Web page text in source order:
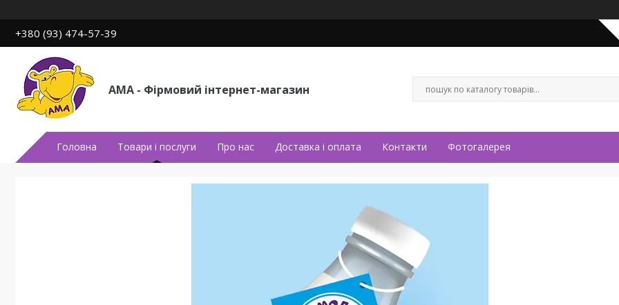
+380 (93) 474-57-39
АМА - Фірмовий інтернет-магазин
Головна Товари і послуги Про нас Доставка і оплата Контакти Фотогалерея